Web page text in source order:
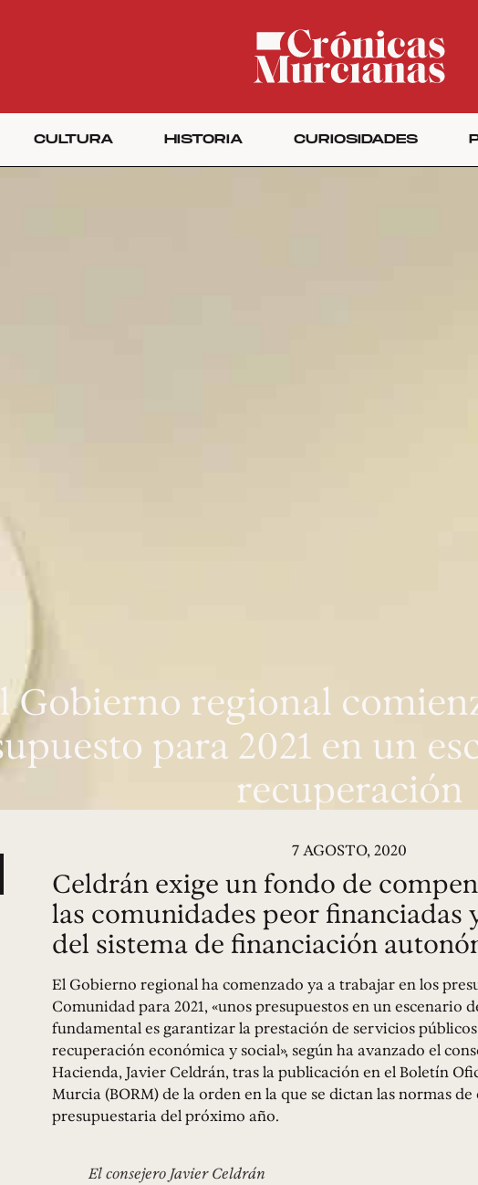
CULTURA HISTORIA CURIOSIDADES
Gobierno regional
para 2021 en un
recuperación
7 AGOSTO, 2020
Celdrán exige un fondo de
las comunidades peor financiadas
del sistema de financiación
El Gobierno regional ha comenzado ya a trabajar en los
Comunidad para 2021, «unos presupuestos en un escenario
fundamental es garantizar la prestación de servicios
recuperación económica y social», según ha avanzado el
Hacienda, Javier Celdrán, tras la publicación en el Boletín
Murcia (BORM) de la orden en la que se dictan las normas
presupuestaria del próximo año.
El consejero Javier Celdrán